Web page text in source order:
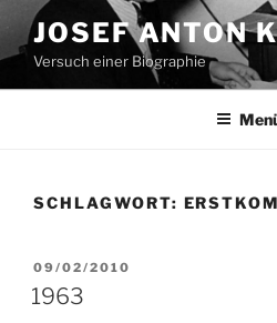
Inhalt
springen
JOSEF ANTON
Versuch einer Biographie
SCHLAGWORT:
VERÖFFENTLICHT
AM
09/02/2010
1963